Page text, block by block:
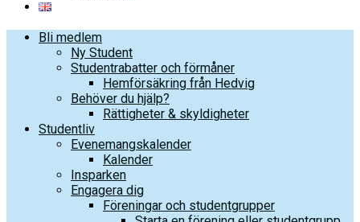
Bli medlem
Ny Student
Studentrabatter och förmåner
Hemförsäkring från Hedvig
Behöver du hjälp?
Rättigheter & skyldigheter
Studentliv
Evenemangskalender
Kalender
Insparken
Engagera dig
Föreningar och studentgrupper